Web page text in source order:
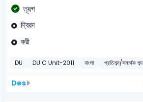
তূরগ
দ্বিরদ
করী
DU DU C Unit-2011 বাংলা প্রতিশব্দ/সমার্থক শব্দ
Des